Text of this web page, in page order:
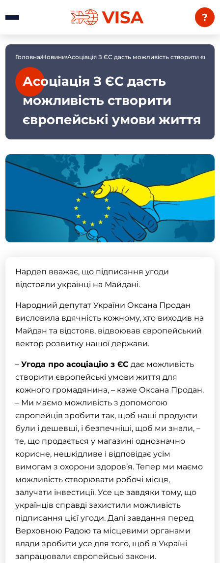
?
Головна Новини Асоціація З ЄС дасть можливість створити
Асоціація З ЄС дасть
можливість створити
європейські умови життя
Нардеп вважає, що підписання угоди
відстояли українці на Майдані.
Народний депутат України Оксана Продан
висловила вдячність кожному, хто виходив на
Майдан та відстояв, відвоював європейський
вектор розвитку нашої держави.
–Угода про асоціацію з ЄС дає можливість
створити європейські умови життя для
кожного громадянина, – каже Оксана Продан.
– Ми маємо можливість з допомогою
європейців зробити так, щоб наші продукти
були і дешевші, і безпечніші, щоб ми знали, –
те, що продається у магазині однозначно
корисне, нешкідливе і відповідає усім
вимогам з охорони здоров’я. Тепер ми маємо
можливість створювати робочі місця,
залучати інвестиції. Усе це завдяки тому, що
українців справді захистили можливість
підписання цієї угоди. Далі завдання перед
Верховною Радою та місцевими органами
влади зробити усе для того, щоб в Україні
запрацювали європейські закони.